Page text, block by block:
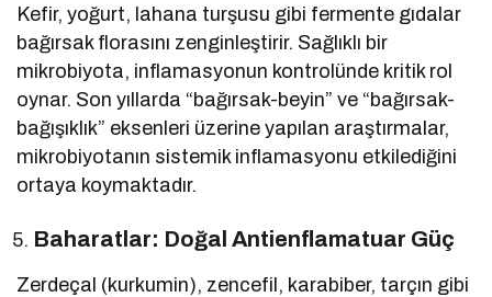
Kefir, yoğurt, lahana turşusu gibi fermente gıdalar
bağırsak florasını zenginleştirir. Sağlıklı bir
mikrobiyota, inflamasyonun kontrolünde kritik rol
oynar. Son yıllarda “bağırsak-beyin” ve “bağırsak-
bağışıklık” eksenleri üzerine yapılan araştırmalar,
mikrobiyotanın sistemik inflamasyonu etkilediğini
ortaya koymaktadır.
Baharatlar: Doğal Antienflamatuar Güç
Zerdeçal (kurkumin), zencefil, karabiber, tarçın gibi